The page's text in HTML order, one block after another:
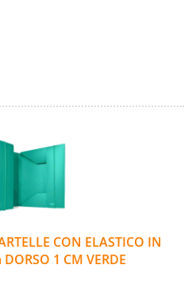
CON ELASTICO IN
1 CM VERDE